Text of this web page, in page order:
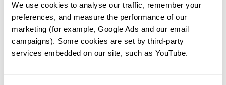
We use cookies to analyse our traffic, remember your
preferences, and measure the performance of our
marketing (for example, Google Ads and our email
campaigns). Some cookies are set by third-party
services embedded on our site, such as YouTube.
임상유전학팀과 소통
궁금한 점을 임상유전학팀과 직접 논의 할 수 있습니다.
문의하기